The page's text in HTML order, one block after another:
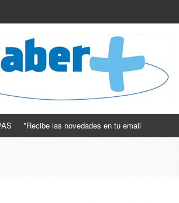
*Recibe las novedades en tu email